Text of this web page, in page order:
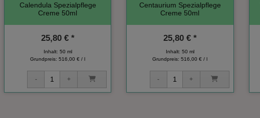
Calendula Spezialpflege
Creme 50ml
25,80 € *
Inhalt: 50 ml
Grundpreis:516,00 € / l
Centaurium Spezialpflege
Creme 50ml
25,80 € *
Inhalt: 50 ml
Grundpreis:516,00 € / l